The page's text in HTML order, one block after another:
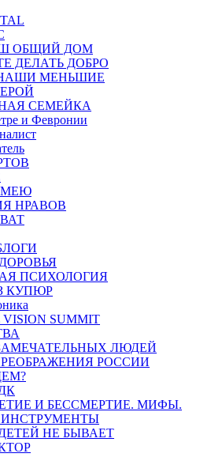
ОБЩИЙ ДОМ
ДЕЛАТЬ ДОБРО
НАШИ МЕНЬШИЕ
СЕМЕЙКА
и Февронии
НРАВОВ
ПСИХОЛОГИЯ
КУПЮР
SUMMIT
ЛЮДЕЙ
РОССИИ
И БЕССМЕРТИЕ. МИФЫ.
НЕ БЫВАЕТ